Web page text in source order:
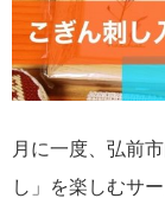
月に一度、弘前
し」を楽しむサ